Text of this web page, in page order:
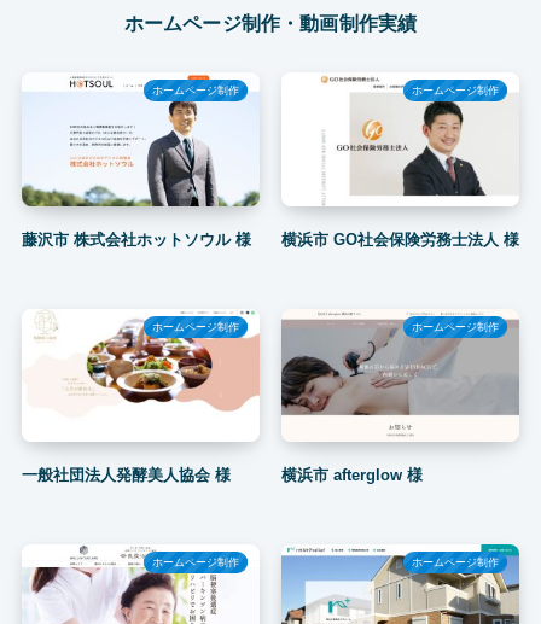
ホームページ制作・動画制作実績
ホームページ制作
藤沢市 株式会社ホットソウル 様
ホームページ制作
横浜市 GO社会保険労務士法人 様
ホームページ制作
一般社団法人発酵美人協会 様
ホームページ制作
横浜市 afterglow 様
ホームページ制作 ホームページ制作